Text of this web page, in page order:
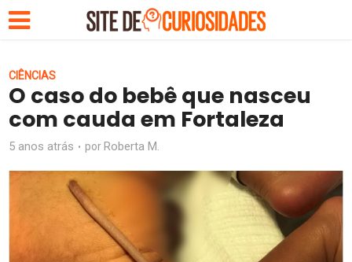
CIÊNCIAS
O caso do bebê que nasceu
com cauda em Fortaleza
5 anos atrás por Roberta M.